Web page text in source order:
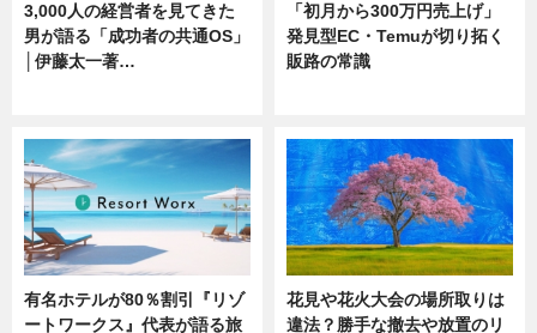
3,000人の経営者を見てきた
男が語る「成功者の共通OS」
│伊藤太一著…
「初月から300万円売上げ」
発見型EC・Temuが切り拓く
販路の常識
有名ホテルが80％割引『リゾ
ートワークス』代表が語る旅
花見や花火大会の場所取りは
違法？勝手な撤去や放置のリ